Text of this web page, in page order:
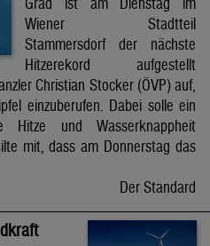
Wiener Stadtteil
Stammersdorf der nächste
Hitzerekord aufgestellt
Christian Stocker (ÖVP) auf,
einzuberufen. Dabei solle ein
Hitze und Wasserknappheit
mit, dass am Donnerstag das
Der Standard